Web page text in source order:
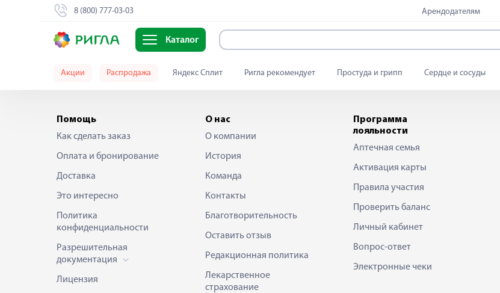
8 (800) 777-03-03 Арендодателям
Каталог
Акции Распродажа Яндекс Сплит Ригла рекомендует Простуда и грипп Сердце и сосуды
Помощь
Как сделать заказ
Оплата и бронирование
Доставка
Это интересно
Политика
конфиденциальности
Разрешительная
документация
Лицензия
О нас
О компании
История
Команда
Контакты
Благотворительность
Оставить отзыв
Редакционная политика
Лекарственное
страхование
Программа
лояльности
Аптечная семья
Активация карты
Правила участия
Проверить баланс
Личный кабинет
Вопрос-ответ
Электронные чеки